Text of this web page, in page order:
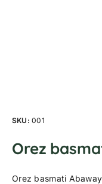
SKU:001
Orez
Orez basmati